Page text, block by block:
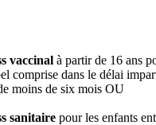
vaccinal à partir de 16 ans
comprise dans le délai
moins de six mois OU
sanitaire pour les enfants